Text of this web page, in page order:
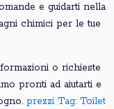
e guidarti nella
chimici per le tue
o richieste
pronti ad aiutarti e
prezzi Tag: Toilet